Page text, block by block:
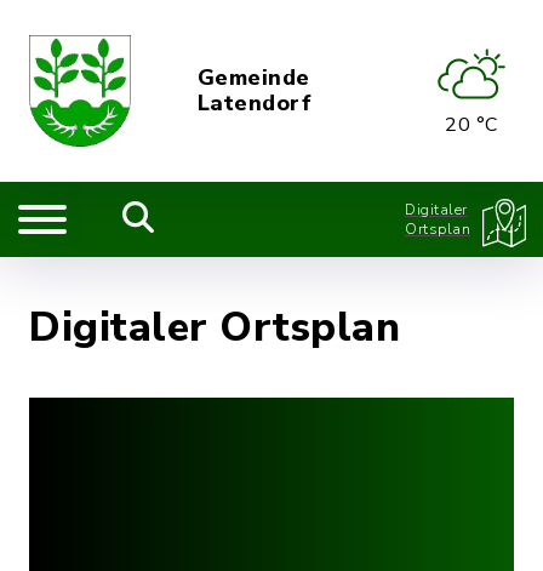
Gemeinde
Latendorf
20 °C
Digitaler
Ortsplan
Digitaler Ortsplan